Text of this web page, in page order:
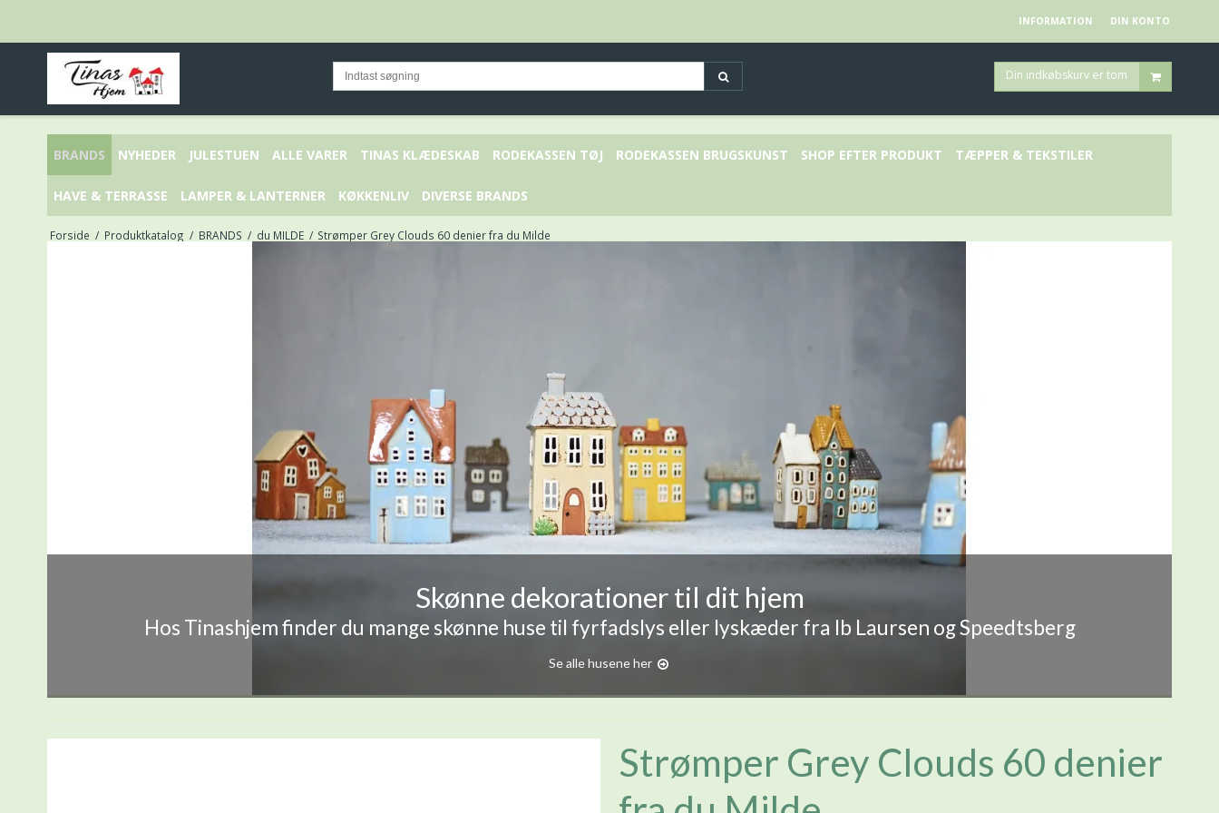
INFORMATION DIN KONTO
Din indkøbskurv er tom
BRANDS NYHEDER JULESTUEN ALLE VARER TINAS KLÆDESKAB RODEKASSEN TØJ RODEKASSEN BRUGSKUNST SHOP EFTER PRODUKT TÆPPER & TEKSTILER
HAVE & TERRASSE LAMPER & LANTERNER KØKKENLIV DIVERSE BRANDS
Forside / Produktkatalog / BRANDS / du MILDE / Strømper Grey Clouds 60 denier fra du Milde
Skønne dekorationer til dit hjem
Hos Tinashjem finder du mange skønne huse til fyrfadslys eller lyskæder fra Ib Laursen og Speedtsberg
Se alle husene her
Strømper Grey Clouds 60 denier